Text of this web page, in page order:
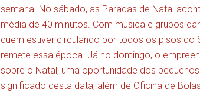
semana. No sábado, as Paradas de Natal
média de 40 minutos. Com música e grupos
quem estiver circulando por todos os pisos do
remete essa época. Já no domingo, o
sobre o Natal, uma oportunidade dos
significado desta data, além de Oficina de